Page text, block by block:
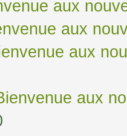
aux
aux
aux
aux